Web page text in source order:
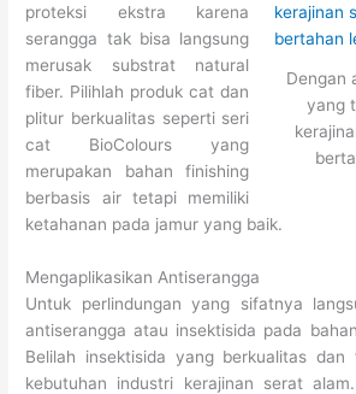
Dengan
yang
proteksi ekstra karena
serangga tak bisa langsung
merusak substrat natural
fiber. Pilihlah produk cat dan
plitur berkualitas seperti seri
cat BioColours yang
merupakan bahan finishing
berbasis air tetapi memiliki
ketahanan pada jamur yang baik.
Mengaplikasikan Antiserangga
Untuk perlindungan yang sifatnya
antiserangga atau insektisida pada
Belilah insektisida yang berkualitas dan
kebutuhan industri kerajinan serat